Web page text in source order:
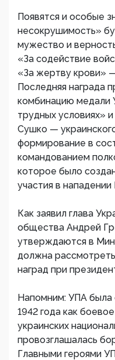
Появятся и особые
несокрушимость»
мужество и
«За содействие
«За жертву крови»
Последняя награда
комбинацию медали
трудных условиях»
Сушко —
формирование в
командованием
которое было
участия в
Как заявил глава
общества Андрей
утверждаются в
должна
наград при
Напомним: УПА была
1942 года как
украинских
провозглашалась
Главными героями